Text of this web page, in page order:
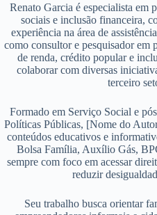
Renato Garcia é especialista em
sociais e inclusão financeira,
experiência na área de
como consultor e pesquisador em
de renda, crédito popular e
colaborar com diversas
terceiro
Formado em Serviço Social e
Políticas Públicas, [Nome do
conteúdos educativos e
Bolsa Família, Auxílio Gás,
sempre com foco em acessar
reduzir
Seu trabalho busca orientar